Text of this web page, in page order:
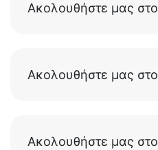
Ακολουθήστε μας στο
Ακολουθήστε μας στο
Ακολουθήστε μας στο